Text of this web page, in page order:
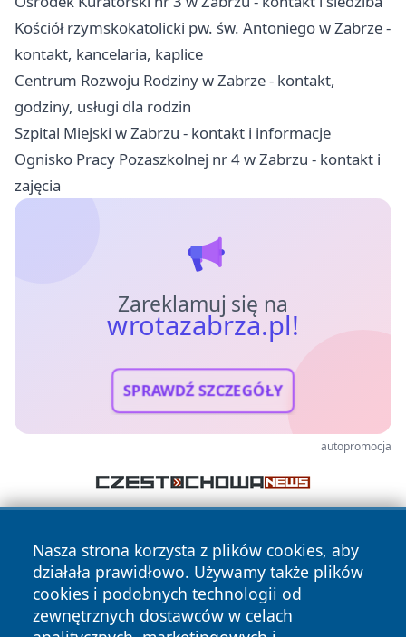
Kościół rzymskokatolicki pw. św. Antoniego w Zabrze -
kontakt, kancelaria, kaplice
Centrum Rozwoju Rodziny w Zabrze - kontakt,
godziny, usługi dla rodzin
Szpital Miejski w Zabrzu - kontakt i informacje
Ognisko Pracy Pozaszkolnej nr 4 w Zabrzu - kontakt i
zajęcia
Zareklamuj się na
wrotazabrza.pl!
SPRAWDŹ SZCZEGÓŁY
autopromocja
Nasza strona korzysta z plików cookies, aby
działała prawidłowo. Używamy także plików
cookies i podobnych technologii od
zewnętrznych dostawców w celach